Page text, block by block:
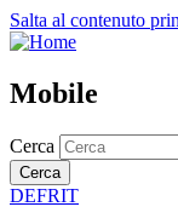
Salta al contenuto
Mobile
Cerca
Cerca
DEFRIT